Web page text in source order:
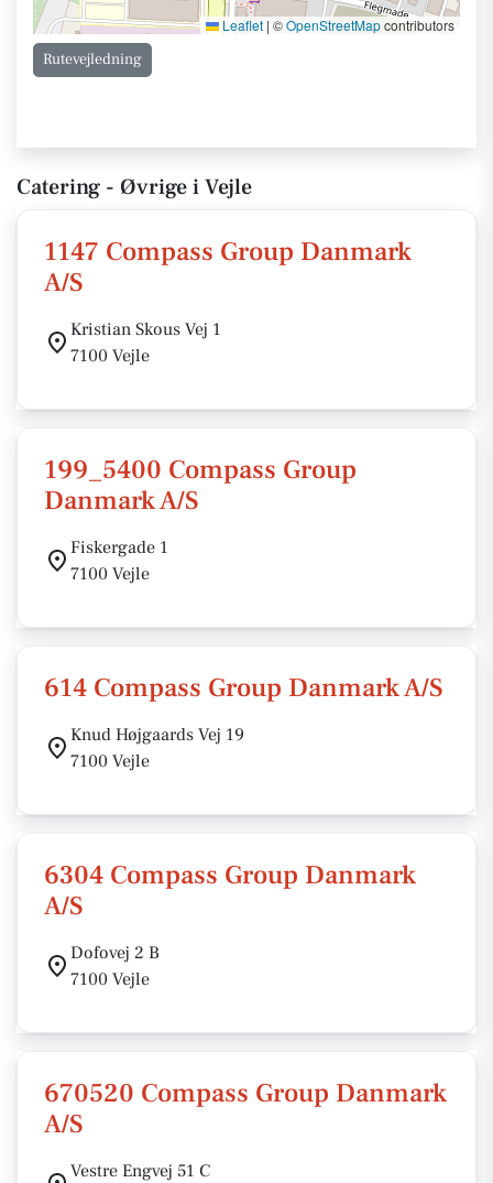
Leaflet | ©OpenStreetMapcontributors
Rutevejledning
Catering - Øvrige i Vejle
1147 Compass Group Danmark
A/S
Kristian Skous Vej 1
7100 Vejle
199_5400 Compass Group
Danmark A/S
Fiskergade 1
7100 Vejle
614 Compass Group Danmark A/S
Knud Højgaards Vej 19
7100 Vejle
6304 Compass Group Danmark
A/S
Dofovej 2 B
7100 Vejle
670520 Compass Group Danmark
A/S
Vestre Engvej 51 C